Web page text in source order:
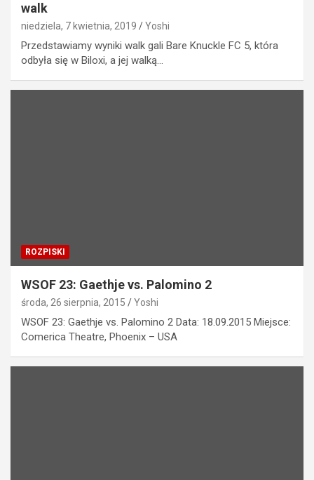
walk
niedziela, 7 kwietnia, 2019 Yoshi
Przedstawiamy wyniki walk gali Bare Knuckle FC 5, która
odbyła się w Biloxi, a jej walką…
ROZPISKI
WSOF 23: Gaethje vs. Palomino 2
środa, 26 sierpnia, 2015 Yoshi
WSOF 23: Gaethje vs. Palomino 2 Data: 18.09.2015 Miejsce:
Comerica Theatre, Phoenix – USA